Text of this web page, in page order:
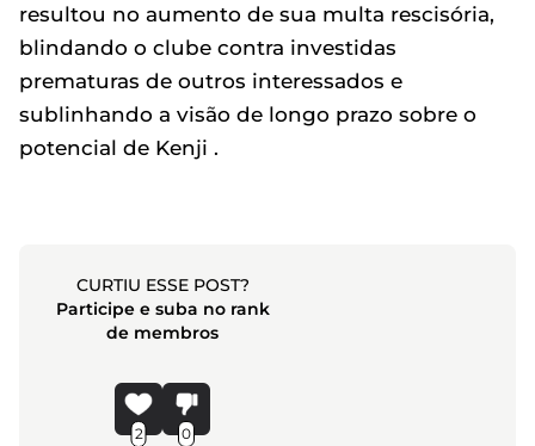
resultou no aumento de sua multa rescisória,
blindando o clube contra investidas
prematuras de outros interessados e
sublinhando a visão de longo prazo sobre o
potencial de Kenji .
CURTIU ESSE POST?
Participe e suba no rank
de membros
2 0